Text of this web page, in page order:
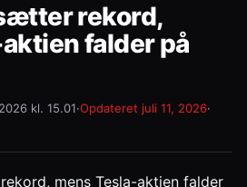
rekord,
falder på
kl. 15.01·Opdateret juli 11, 2026·